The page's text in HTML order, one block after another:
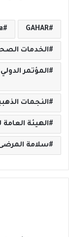
GAHAR
الخدمات
المؤتمر
النجمات
الهيئة العامة
سلامة